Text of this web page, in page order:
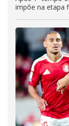
impõe na etapa